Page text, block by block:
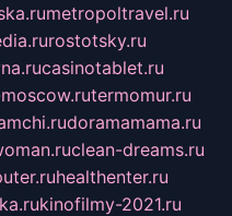
metropoltravel.ru
rostotsky.ru
casinotablet.ru
termomur.ru
doramamama.ru
clean-dreams.ru
healthenter.ru
kinofilmy-2021.ru